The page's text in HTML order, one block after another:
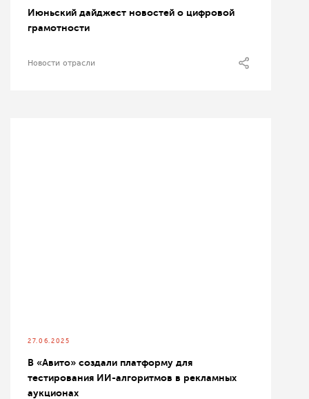
Июньский дайджест новостей о цифровой
грамотности
Новости отрасли
27.06.2025
В «Авито» создали платформу для
тестирования ИИ-алгоритмов в рекламных
аукционах